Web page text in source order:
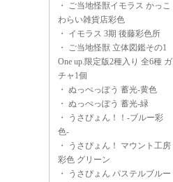
・ ご当地怪獣イモラス かっこ
わらい雑貨店彩色
・ イモラス 3期 後藤彩色所
・ ご当地怪獣 立体図鑑その1
One up.限定版2種入り 全6種 ガ
チャ1個
・ ぬっぺっぽう 蓄光-黄色
・ ぬっぺっぽう 蓄光-緑
・
うさぴょん！！-ブルー彩
色-
・
うさぴょん！ マウント工房
彩色 グリーン
・
うさぴょん パステルブルー